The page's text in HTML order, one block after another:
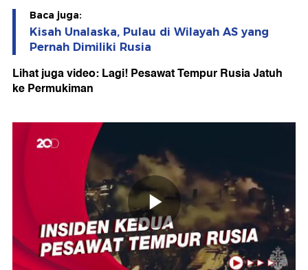
Baca juga:
Kisah Unalaska, Pulau di Wilayah AS yang
Pernah Dimiliki Rusia
Lihat juga video: Lagi! Pesawat Tempur Rusia Jatuh
ke Permukiman